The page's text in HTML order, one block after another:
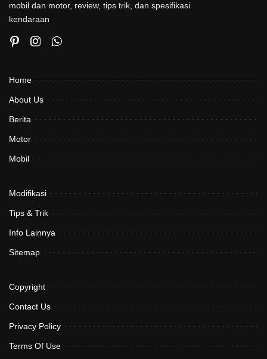
mobil dan motor, review, tips trik, dan spesifikasi
kendaraan
Home
About Us
Berita
Motor
Mobil
Modifikasi
Tips & Trik
Info Lainnya
Sitemap
Copyright
Contact Us
Privacy Policy
Terms Of Use